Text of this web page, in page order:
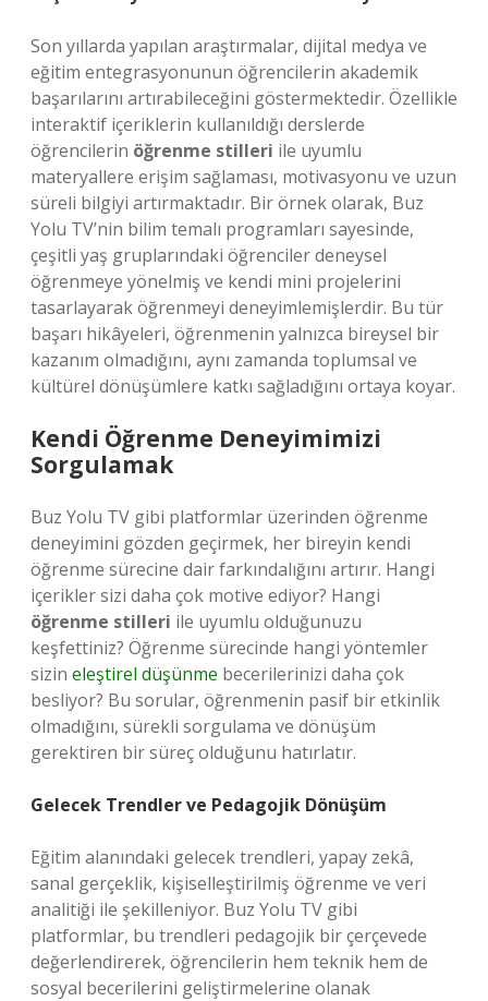
Son yıllarda yapılan araştırmalar, dijital medya ve
eğitim entegrasyonunun öğrencilerin akademik
başarılarını artırabileceğini göstermektedir. Özellikle
interaktif içeriklerin kullanıldığı derslerde
öğrencilerin öğrenme stilleri ile uyumlu
materyallere erişim sağlaması, motivasyonu ve uzun
süreli bilgiyi artırmaktadır. Bir örnek olarak, Buz
Yolu TV’nin bilim temalı programları sayesinde,
çeşitli yaş gruplarındaki öğrenciler deneysel
öğrenmeye yönelmiş ve kendi mini projelerini
tasarlayarak öğrenmeyi deneyimlemişlerdir. Bu tür
başarı hikâyeleri, öğrenmenin yalnızca bireysel bir
kazanım olmadığını, aynı zamanda toplumsal ve
kültürel dönüşümlere katkı sağladığını ortaya koyar.
Kendi Öğrenme Deneyimimizi
Sorgulamak
Buz Yolu TV gibi platformlar üzerinden öğrenme
deneyimini gözden geçirmek, her bireyin kendi
öğrenme sürecine dair farkındalığını artırır. Hangi
içerikler sizi daha çok motive ediyor? Hangi
öğrenme stilleri ile uyumlu olduğunuzu
keşfettiniz? Öğrenme sürecinde hangi yöntemler
sizin eleştirel düşünme becerilerinizi daha çok
besliyor? Bu sorular, öğrenmenin pasif bir etkinlik
olmadığını, sürekli sorgulama ve dönüşüm
gerektiren bir süreç olduğunu hatırlatır.
Gelecek Trendler ve Pedagojik Dönüşüm
Eğitim alanındaki gelecek trendleri, yapay zekâ,
sanal gerçeklik, kişiselleştirilmiş öğrenme ve veri
analitiği ile şekilleniyor. Buz Yolu TV gibi
platformlar, bu trendleri pedagojik bir çerçevede
değerlendirerek, öğrencilerin hem teknik hem de
sosyal becerilerini geliştirmelerine olanak